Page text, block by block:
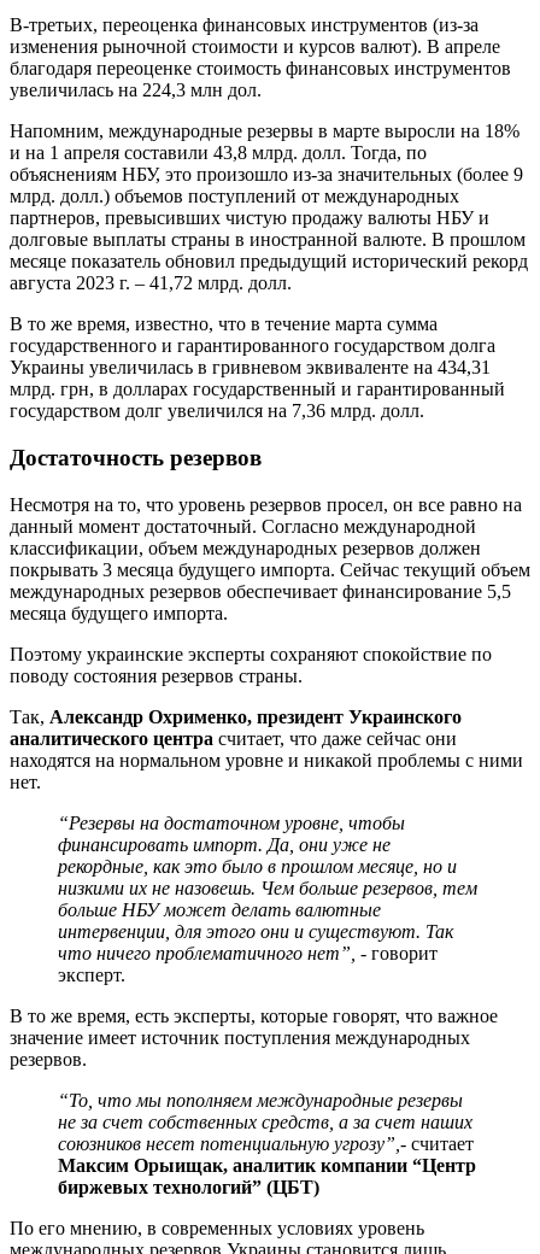
В-третьих, переоценка финансовых инструментов (из-за
изменения рыночной стоимости и курсов валют). В апреле
благодаря переоценке стоимость финансовых инструментов
увеличилась на 224,3 млн дол.
Напомним, международные резервы в марте выросли на 18%
и на 1 апреля составили 43,8 млрд. долл. Тогда, по
объяснениям НБУ, это произошло из-за значительных (более 9
млрд. долл.) объемов поступлений от международных
партнеров, превысивших чистую продажу валюты НБУ и
долговые выплаты страны в иностранной валюте. В прошлом
месяце показатель обновил предыдущий исторический рекорд
августа 2023 г. – 41,72 млрд. долл.
В то же время, известно, что в течение марта сумма
государственного и гарантированного государством долга
Украины увеличилась в гривневом эквиваленте на 434,31
млрд. грн, в долларах государственный и гарантированный
государством долг увеличился на 7,36 млрд. долл.
Достаточность резервов
Несмотря на то, что уровень резервов просел, он все равно на
данный момент достаточный. Согласно международной
классификации, объем международных резервов должен
покрывать 3 месяца будущего импорта. Сейчас текущий объем
международных резервов обеспечивает финансирование 5,5
месяца будущего импорта.
Поэтому украинские эксперты сохраняют спокойствие по
поводу состояния резервов страны.
Так, Александр Охрименко, президент Украинского
аналитического центра считает, что даже сейчас они
находятся на нормальном уровне и никакой проблемы с ними
нет.
“Резервы на достаточном уровне, чтобы
финансировать импорт. Да, они уже не
рекордные, как это было в прошлом месяце, но и
низкими их не назовешь. Чем больше резервов, тем
больше НБУ может делать валютные
интервенции, для этого они и существуют. Так
что ничего проблематичного нет”, - говорит
эксперт.
В то же время, есть эксперты, которые говорят, что важное
значение имеет источник поступления международных
резервов.
“То, что мы пополняем международные резервы
не за счет собственных средств, а за счет наших
союзников несет потенциальную угрозу”, - считает
Максим Орыищак, аналитик компании “Центр
биржевых технологий” (ЦБТ)
По его мнению, в современных условиях уровень
международных резервов Украины становится лишь